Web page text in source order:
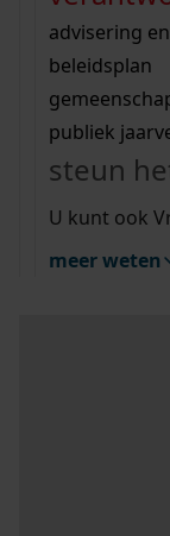
beeld en
uitleg
Wij helpen u
bekijk alle
Wij helpen u
bekijk alle
bekijk ons
advisering
beleidsplan
publiek
steun
U kunt ook
meer weten
Mijn Studiezaal